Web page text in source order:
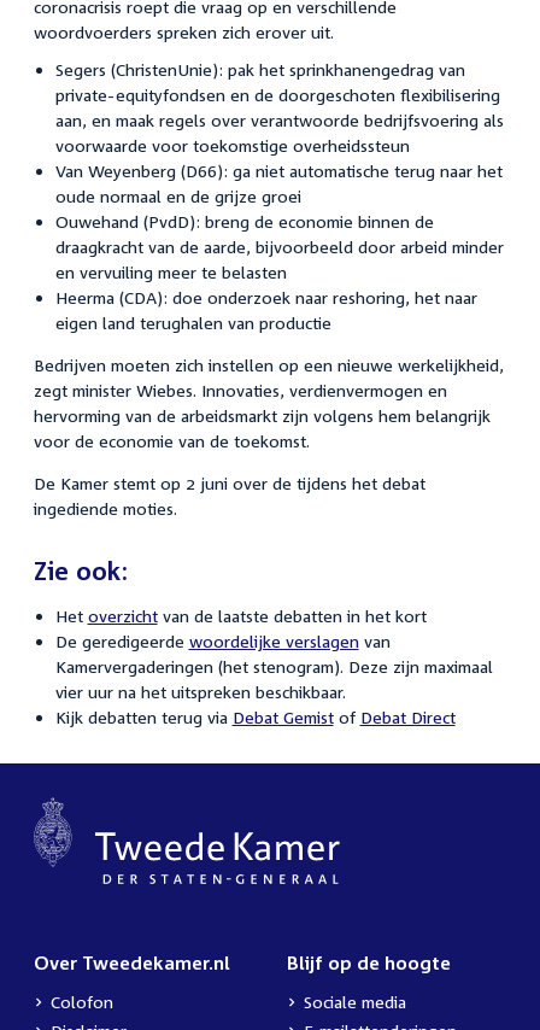
coronacrisis roept die vraag op en verschillende
woordvoerders spreken zich erover uit.
Segers (ChristenUnie): pak het sprinkhanengedrag van
private-equityfondsen en de doorgeschoten flexibilisering
aan, en maak regels over verantwoorde bedrijfsvoering als
voorwaarde voor toekomstige overheidssteun
Van Weyenberg (D66): ga niet automatische terug naar het
oude normaal en de grijze groei
Ouwehand (PvdD): breng de economie binnen de
draagkracht van de aarde, bijvoorbeeld door arbeid minder
en vervuiling meer te belasten
Heerma (CDA): doe onderzoek naar reshoring, het naar
eigen land terughalen van productie
Bedrijven moeten zich instellen op een nieuwe werkelijkheid,
zegt minister Wiebes. Innovaties, verdienvermogen en
hervorming van de arbeidsmarkt zijn volgens hem belangrijk
voor de economie van de toekomst.
De Kamer stemt op 2 juni over de tijdens het debat
ingediende moties.
Zie ook:
Het overzichtvan de laatste debatten in het kort
De geredigeerde woordelijke verslagenvan
Kamervergaderingen (het stenogram). Deze zijn maximaal
vier uur na het uitspreken beschikbaar.
Kijk debatten terug via Debat Gemistof Debat Direct
Over Tweedekamer.nl
Colofon
Blijf op de hoogte
Sociale media